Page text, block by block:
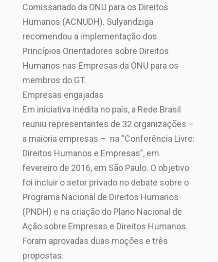
Comissariado da ONU para os Direitos
Humanos (ACNUDH). Sulyandziga
recomendou a implementação dos
Princípios Orientadores sobre Direitos
Humanos nas Empresas da ONU para os
membros do GT.
Empresas engajadas
Em iniciativa inédita no país, a Rede Brasil
reuniu representantes de 32 organizações –
a maioria empresas – na “Conferência Livre:
Direitos Humanos e Empresas”, em
fevereiro de 2016, em São Paulo. O objetivo
foi incluir o setor privado no debate sobre o
Programa Nacional de Direitos Humanos
(PNDH) e na criação do Plano Nacional de
Ação sobre Empresas e Direitos Humanos.
Foram aprovadas duas moções e três
propostas.